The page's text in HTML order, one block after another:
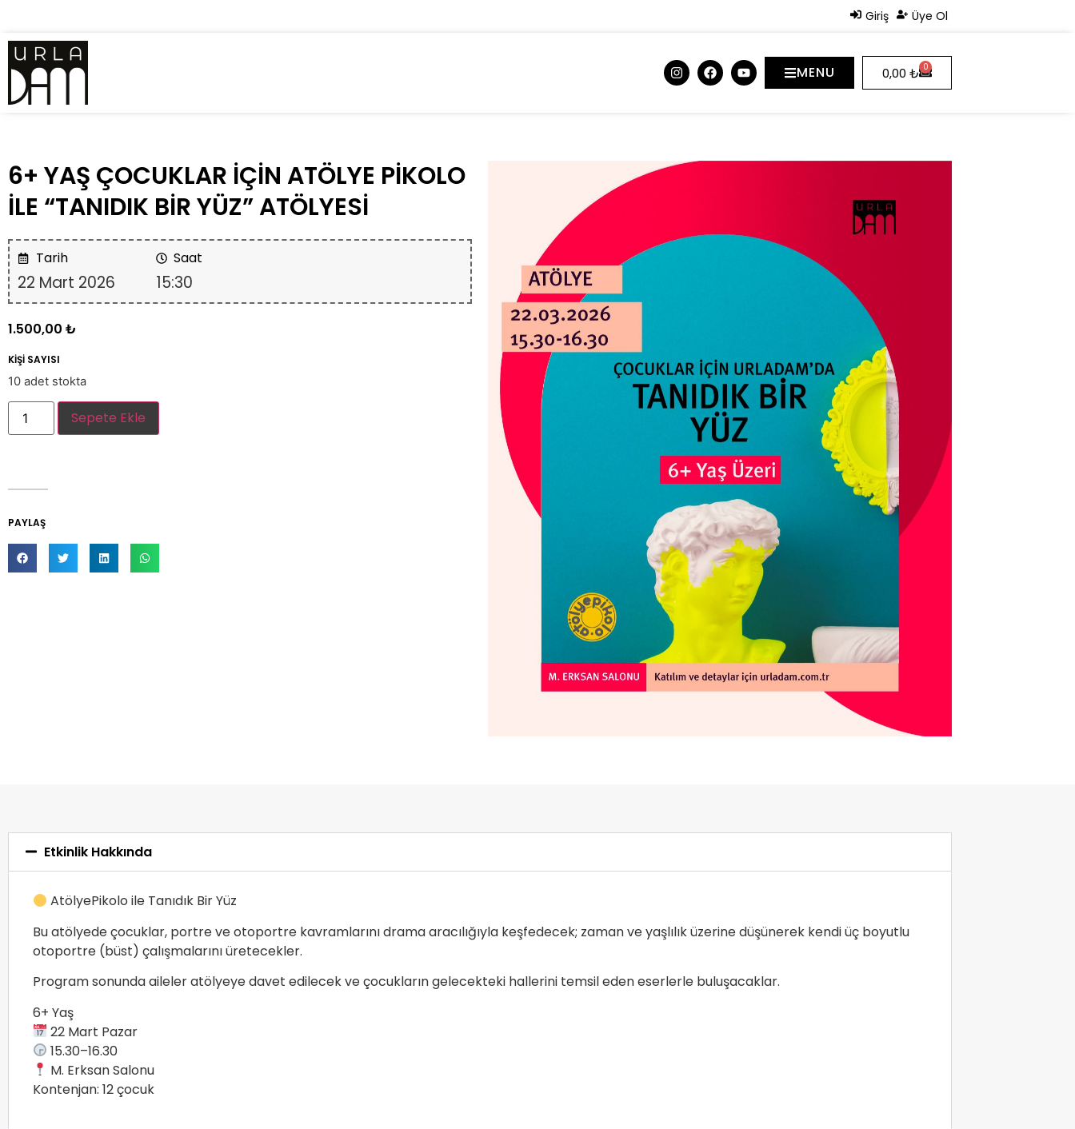
Giriş Üye Ol
MENU 0,00 ₺ 0
6+ YAŞ ÇOCUKLAR İÇİN ATÖLYE PİKOLO
İLE “TANIDIK BİR YÜZ” ATÖLYESİ
Tarih
22 Mart 2026
Saat
15:30
1.500,00 ₺
KİŞİ SAYISI
10 adet stokta
Sepete Ekle
PAYLAŞ
Etkinlik Hakkında
AtölyePikolo ile Tanıdık Bir Yüz
Bu atölyede çocuklar, portre ve otoportre kavramlarını drama aracılığıyla keşfedecek; zaman ve yaşlılık üzerine düşünerek kendi üç boyutlu
otoportre (büst) çalışmalarını üretecekler.
Program sonunda aileler atölyeye davet edilecek ve çocukların gelecekteki hallerini temsil eden eserlerle buluşacaklar.
6+ Yaş
22 Mart Pazar
15.30–16.30
M. Erksan Salonu
Kontenjan: 12 çocuk